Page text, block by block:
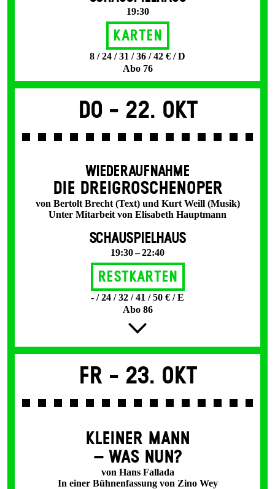
19:30
Karten
8 / 24 / 31 / 36 / 42 € / D
Abo 76
Do - 22. Okt
WIEDERAUFNAHME
DIE DREI­GROSCHEN­OPER
von Bertolt Brecht (Text) und Kurt Weill (Musik)
Unter Mitarbeit von Elisabeth Hauptmann
SCHAUSPIELHAUS
19:30 – 22:40
Restkarten
- / 24 / 32 / 41 / 50 € / E
Abo 86
Fr - 23. Okt
KLEINER MANN
– WAS NUN?
von Hans Fallada
In einer Bühnenfassung von Zino Wey